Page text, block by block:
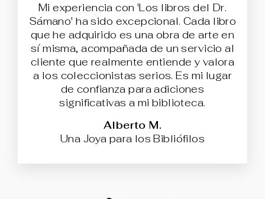
Mi experiencia con 'Los libros del Dr.
Sámano' ha sido excepcional. Cada libro
que he adquirido es una obra de arte en
sí misma, acompañada de un servicio al
cliente que realmente entiende y valora
a los coleccionistas serios. Es mi lugar
de confianza para adiciones
significativas a mi biblioteca.
Alberto M.
Una Joya para los Bibliófilos